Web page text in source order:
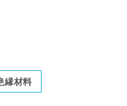
縁材料